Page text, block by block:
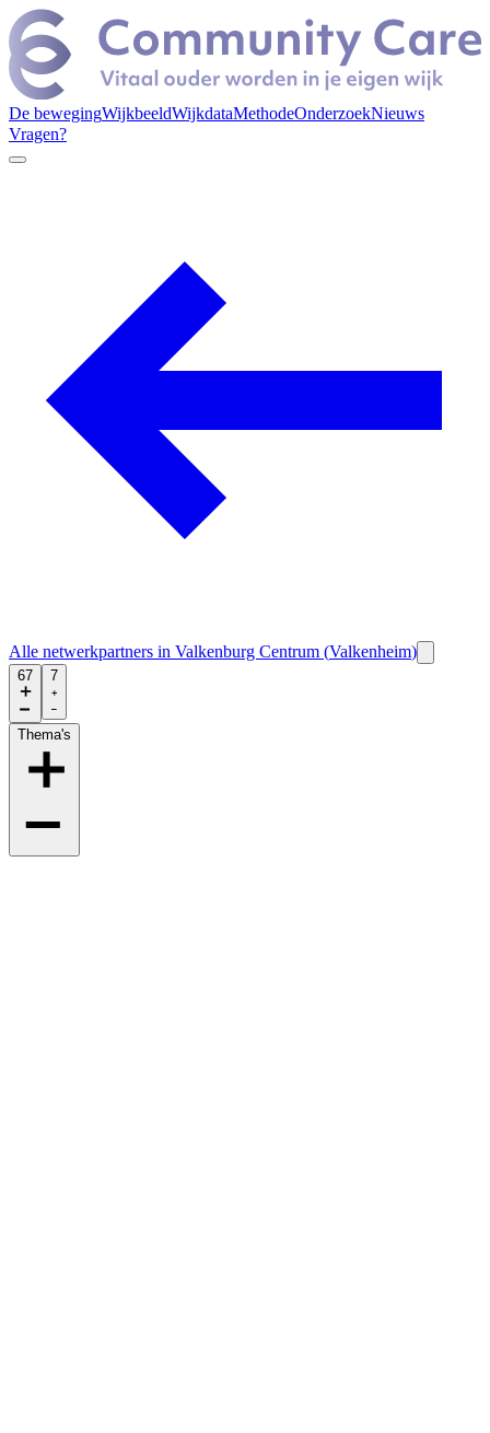
De bewegingWijkbeeldWijkdataMethodeOnderzoekNieuws
Vragen?
Alle netwerkpartners in Valkenburg Centrum (Valkenheim)
67 7
Thema's